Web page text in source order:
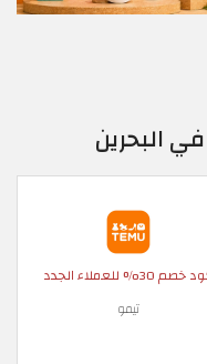
البحرين
30% للعملاء الجدد
تيمو